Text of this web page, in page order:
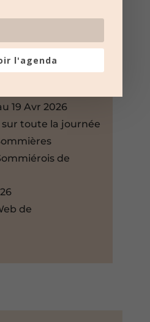
19 Avr 2026
toute la journée
de
de
l'agenda